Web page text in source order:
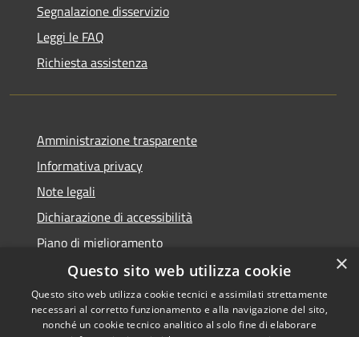
Segnalazione disservizio
Leggi le FAQ
Richiesta assistenza
Amministrazione trasparente
Informativa privacy
Note legali
Dichiarazione di accessibilità
Piano di miglioramento
Copyright © 2026 • Comune di
×
Questo sito web utilizza cookie
Questo sito web utilizza cookie tecnici e assimilati strettamente
necessari al corretto funzionamento e alla navigazione del sito,
nonché un cookie tecnico analitico al solo fine di elaborare